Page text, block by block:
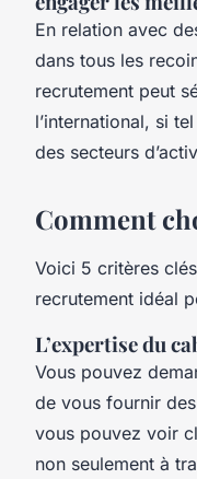
En relation avec
dans tous les
recrutement peut
l’international, si
des secteurs
Comment
Voici 5 critères
recrutement idéal
L’expertise du
Vous pouvez
de vous fournir
vous pouvez voir
non seulement à